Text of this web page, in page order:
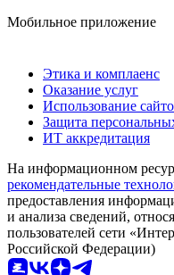
Мобильное приложение
Этика и комплаенс
Оказание услуг
Использование
Защита
ИТ аккредитация
На информационном
рекомендательные
предоставления
и анализа сведений,
пользователей сети
Российской Федерации)